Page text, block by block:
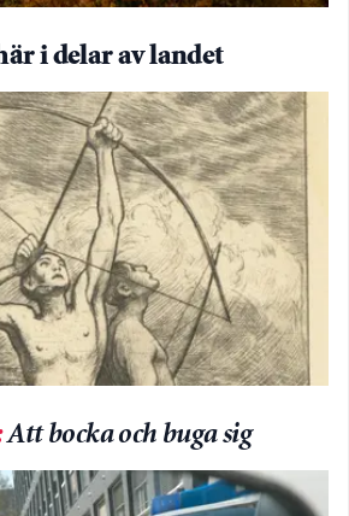
i delar av landet
Att bocka och buga sig